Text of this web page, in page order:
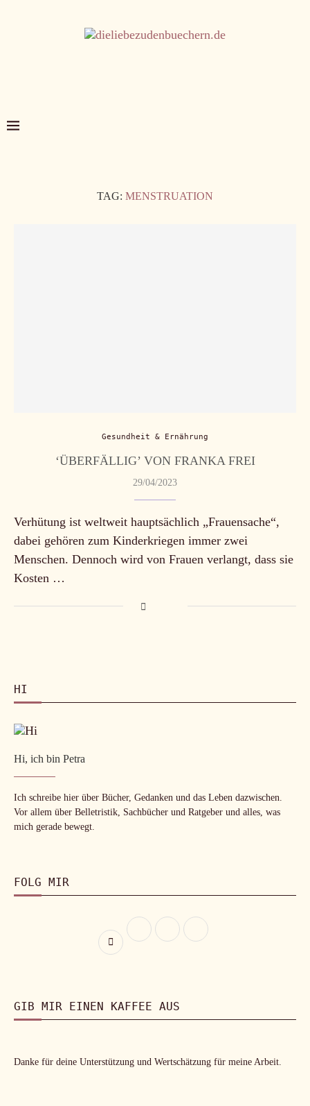
TAG: MENSTRUATION
Gesundheit & Ernährung
‘ÜBERFÄLLIG’ VON FRANKA FREI
29/04/2023
Verhütung ist weltweit hauptsächlich „Frauensache“,
dabei gehören zum Kinderkriegen immer zwei
Menschen. Dennoch wird von Frauen verlangt, dass sie
Kosten …
HI
Hi, ich bin Petra
Ich schreibe hier über Bücher, Gedanken und das Leben dazwischen.
Vor allem über Belletristik, Sachbücher und Ratgeber und alles, was
mich gerade bewegt.
FOLG MIR
GIB MIR EINEN KAFFEE AUS
Danke für deine Unterstützung und Wertschätzung für meine Arbeit.